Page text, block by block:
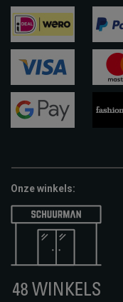
ideal paypal
visa
Onze winkels: